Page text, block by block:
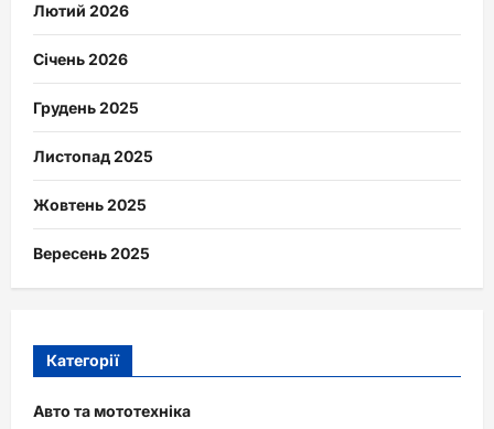
Лютий 2026
Січень 2026
Грудень 2025
Листопад 2025
Жовтень 2025
Вересень 2025
Категорії
Авто та мототехніка